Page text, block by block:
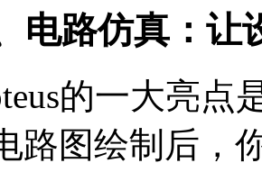
电路仿真：让
的一大亮点
路图绘制后，